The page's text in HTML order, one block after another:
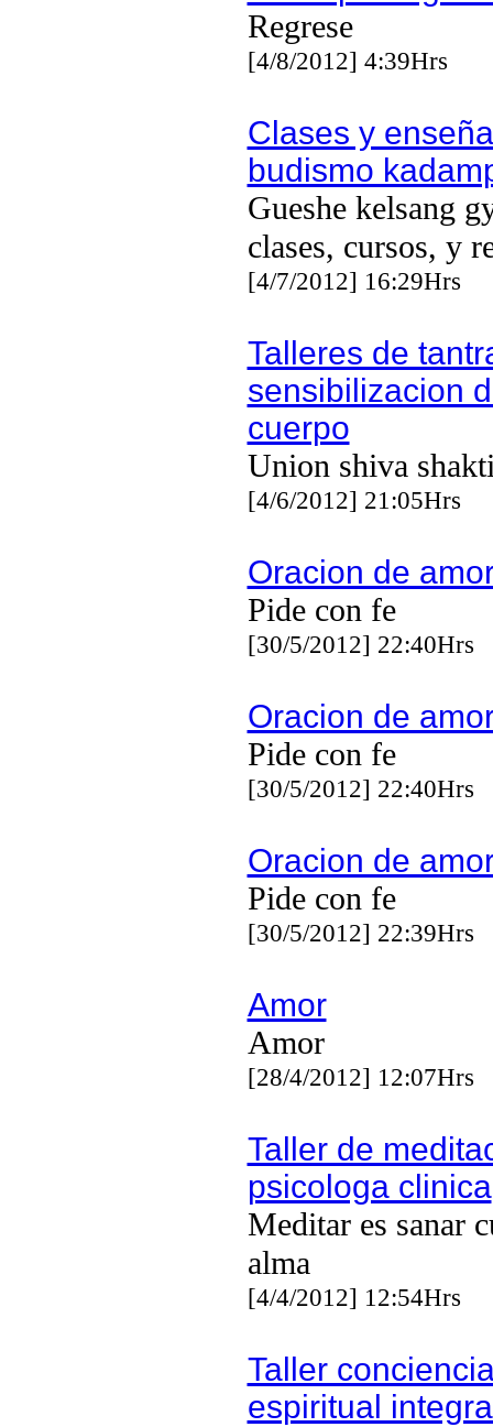
Regrese
[4/8/2012] 4:39Hrs
Clases y
budismo
Gueshe kelsang
clases, cursos, y
[4/7/2012] 16:29Hrs
Talleres de
sensibilizacion
cuerpo
Union shiva
[4/6/2012] 21:05Hrs
Oracion de
Pide con fe
[30/5/2012] 22:40Hrs
Oracion de
Pide con fe
[30/5/2012] 22:40Hrs
Oracion de
Pide con fe
[30/5/2012] 22:39Hrs
Amor
Amor
[28/4/2012] 12:07Hrs
Taller de
psicologa clinica
Meditar es sanar
alma
[4/4/2012] 12:54Hrs
Taller
espiritual